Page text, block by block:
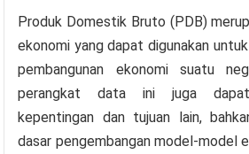
Produk Domestik Bruto (PDB)
ekonomi yang dapat digunakan
pembangunan ekonomi suatu
perangkat data ini juga
kepentingan dan tujuan lain,
dasar pengembangan model-model